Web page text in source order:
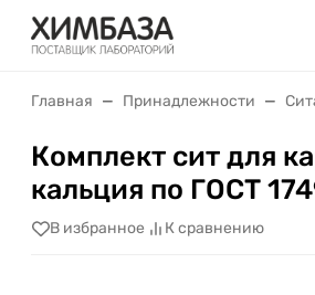
Главная Принадлежности
Комплект сит для
кальция по ГОСТ
В избранное К сравнению